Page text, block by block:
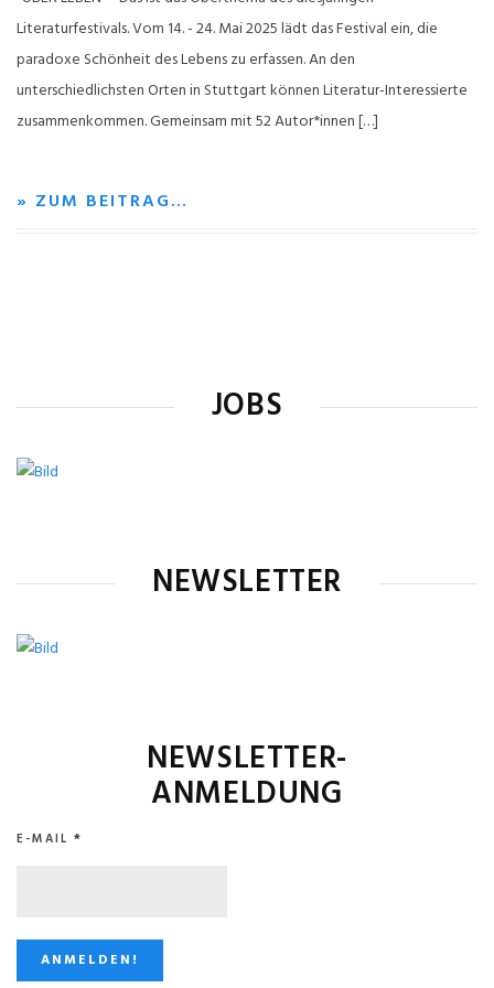
Literaturfestivals. Vom 14. - 24. Mai 2025 lädt das Festival ein, die
paradoxe Schönheit des Lebens zu erfassen. An den
unterschiedlichsten Orten in Stuttgart können Literatur-Interessierte
zusammenkommen. Gemeinsam mit 52 Autor*innen […]
» ZUM BEITRAG…
JOBS
NEWSLETTER
NEWSLETTER-
ANMELDUNG
E-MAIL *